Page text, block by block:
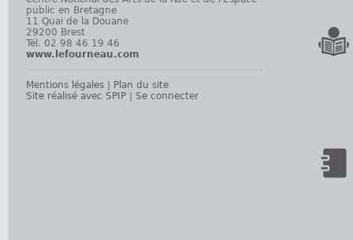
public en Bretagne
11 Quai de la Douane
29200 Brest
Tél. 02 98 46 19 46
www.lefourneau.com
Mentions légales | Plan du site
Site réalisé avec SPIP | Se connecter